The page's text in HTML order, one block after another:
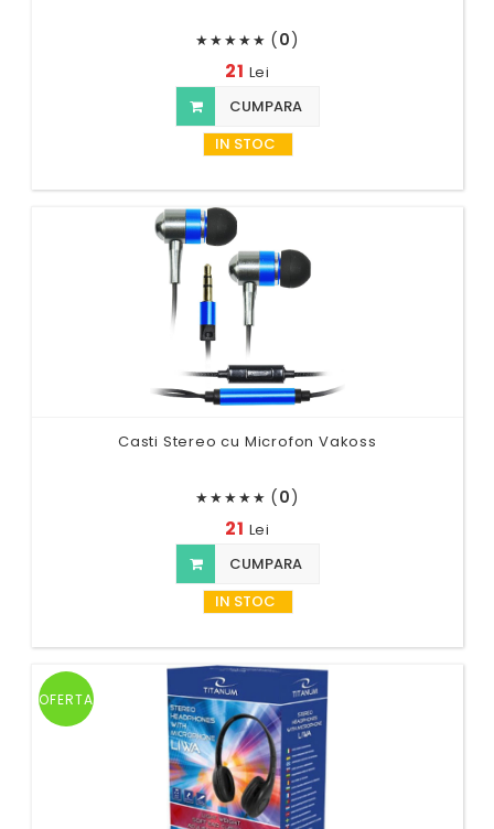
★★★★★ (0)
21 Lei
CUMPARA
IN STOC
Casti Stereo cu Microfon Vakoss
★★★★★ (0)
21 Lei
CUMPARA
IN STOC
OFERTA